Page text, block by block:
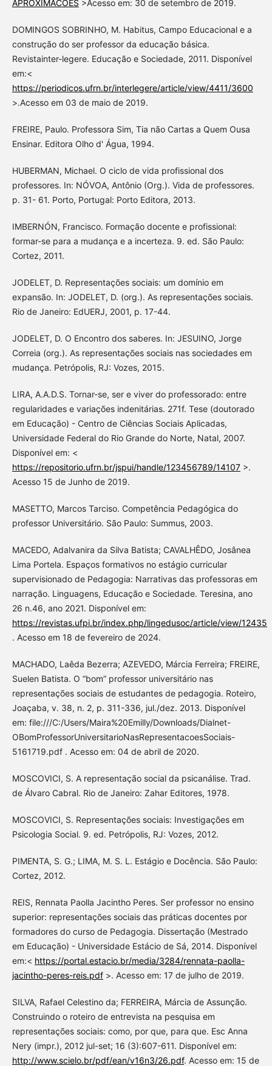
APROXIMACOES >Acesso em: 30 de setembro de 2019.
DOMINGOS SOBRINHO, M. Habitus, Campo Educacional e a
construção do ser professor da educação básica.
Revistainter-legere. Educação e Sociedade, 2011. Disponível
em:<
https://periodicos.ufrn.br/interlegere/article/view/4411/3600
>.Acesso em 03 de maio de 2019.
FREIRE, Paulo. Professora Sim, Tia não Cartas a Quem Ousa
Ensinar. Editora Olho d' Água, 1994.
HUBERMAN, Michael. O ciclo de vida profissional dos
professores. In: NÓVOA, Antônio (Org.). Vida de professores.
p. 31- 61. Porto, Portugal: Porto Editora, 2013.
IMBERNÓN, Francisco. Formação docente e profissional:
formar-se para a mudança e a incerteza. 9. ed. São Paulo:
Cortez, 2011.
JODELET, D. Representações sociais: um domínio em
expansão. In: JODELET, D. (org.). As representações sociais.
Rio de Janeiro: EdUERJ, 2001, p. 17-44.
JODELET, D. O Encontro dos saberes. In: JESUINO, Jorge
Correia (org.). As representações sociais nas sociedades em
mudança. Petrópolis, RJ: Vozes, 2015.
LIRA, A.A.D.S. Tornar-se, ser e viver do professorado: entre
regularidades e variações indenitárias. 271f. Tese (doutorado
em Educação) - Centro de Ciências Sociais Aplicadas,
Universidade Federal do Rio Grande do Norte, Natal, 2007.
Disponível em: <
https://repositorio.ufrn.br/jspui/handle/123456789/14107>.
Acesso 15 de Junho de 2019.
MASETTO, Marcos Tarciso. Competência Pedagógica do
professor Universitário. São Paulo: Summus, 2003.
MACEDO, Adalvanira da Silva Batista; CAVALHÊDO, Josânea
Lima Portela. Espaços formativos no estágio curricular
supervisionado de Pedagogia: Narrativas das professoras em
narração. Linguagens, Educação e Sociedade. Teresina, ano
26 n.46, ano 2021. Disponível em:
https://revistas.ufpi.br/index.php/lingedusoc/article/view/12435
. Acesso em 18 de fevereiro de 2024.
MACHADO, Laêda Bezerra; AZEVEDO, Márcia Ferreira; FREIRE,
Suelen Batista. O “bom” professor universitário nas
representações sociais de estudantes de pedagogia. Roteiro,
Joaçaba, v. 38, n. 2, p. 311-336, jul./dez. 2013. Disponível
em: file:///C:/Users/Maira%20Emilly/Downloads/Dialnet-
OBomProfessorUniversitarioNasRepresentacoesSociais-
5161719.pdf . Acesso em: 04 de abril de 2020.
MOSCOVICI, S. A representação social da psicanálise. Trad.
de Álvaro Cabral. Rio de Janeiro: Zahar Editores, 1978.
MOSCOVICI, S. Representações sociais: Investigações em
Psicologia Social. 9. ed. Petrópolis, RJ: Vozes, 2012.
PIMENTA, S. G.; LIMA, M. S. L. Estágio e Docência. São Paulo:
Cortez, 2012.
REIS, Rennata Paolla Jacintho Peres. Ser professor no ensino
superior: representações sociais das práticas docentes por
formadores do curso de Pedagogia. Dissertação (Mestrado
em Educação) - Universidade Estácio de Sá, 2014. Disponível
em:< https://portal.estacio.br/media/3284/rennata-paolla-
jacintho-peres-reis.pdf>. Acesso em: 17 de julho de 2019.
SILVA, Rafael Celestino da; FERREIRA, Márcia de Assunção.
Construindo o roteiro de entrevista na pesquisa em
representações sociais: como, por que, para que. Esc Anna
Nery (impr.), 2012 jul-set; 16 (3):607-611. Disponível em:
http://www.scielo.br/pdf/ean/v16n3/26.pdf. Acesso em: 15 de